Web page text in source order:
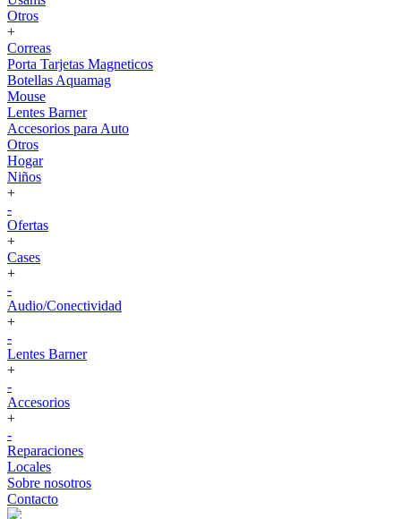
Otros
+
Correas
Porta Tarjetas Magneticos
Botellas Aquamag
Mouse
Lentes Barner
Accesorios para Auto
Otros
Hogar
Niños
+
-
Ofertas
+
Cases
+
-
Audio/Conectividad
+
-
Lentes Barner
+
-
Accesorios
+
-
Reparaciones
Locales
Sobre nosotros
Contacto